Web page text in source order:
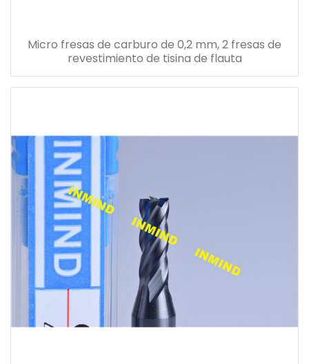
Micro fresas de carburo de 0,2 mm, 2 fresas de
revestimiento de tisina de flauta